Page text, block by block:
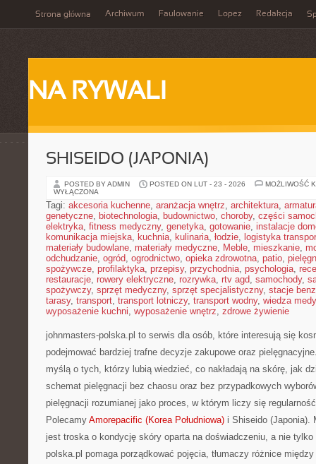
Strona główna Archiwum Faulowanie Lopez Redakcja
NA RYWALI
SHISEIDO (JAPONIA)
POSTED BY ADMIN POSTED ON LUT - 23 - 2026
MOŻLIWOŚĆ
WYŁĄCZONA
Tagi: akcesoria kuchenne, aranżacja wnętrz, architektura,
genetyczne, biotechnologia, budownictwo, choroby, części
elektryka, fitness medyczny, genetyka, gotowanie, instalacje
komunikacja miejska, kuchnia, kulinaria, łodzie, logistyka
materiały budowlane, materiały medyczne, Meble, mieszkanie,
odchudzanie, ogród, ogrodnictwo, opieka zdrowotna, patio,
spożywcze, profilaktyka, przepisy, przychodnia, psychologia,
restauracje, rowery elektryczne, rozrywka, rtv agd, samochody,
spożywczy, sprzęt medyczny, sprzęt specjalistyczny, stacje
tarasy, transport, transport lotniczy, transport wodny, wiedza
wyposażenie kuchni, wyposażenie wnętrz, zdrowe żywienie
johnmasters-polska.pl to serwis dla osób, które interesują się
podejmować bardziej trafne decyzje zakupowe oraz
myślą o tych, którzy lubią wiedzieć, co nakładają na skórę, jak
schemat pielęgnacji bez chaosu oraz bez przypadkowych
pielęgnacji rozumianej jako proces, w którym liczy się
Polecamy Amorepacific (Korea Południowa) i Shiseido (Japonia).
jest troska o kondycję skóry oparta na doświadczeniu, a nie
polska.pl pomaga porządkować pojęcia, tłumaczy różnice